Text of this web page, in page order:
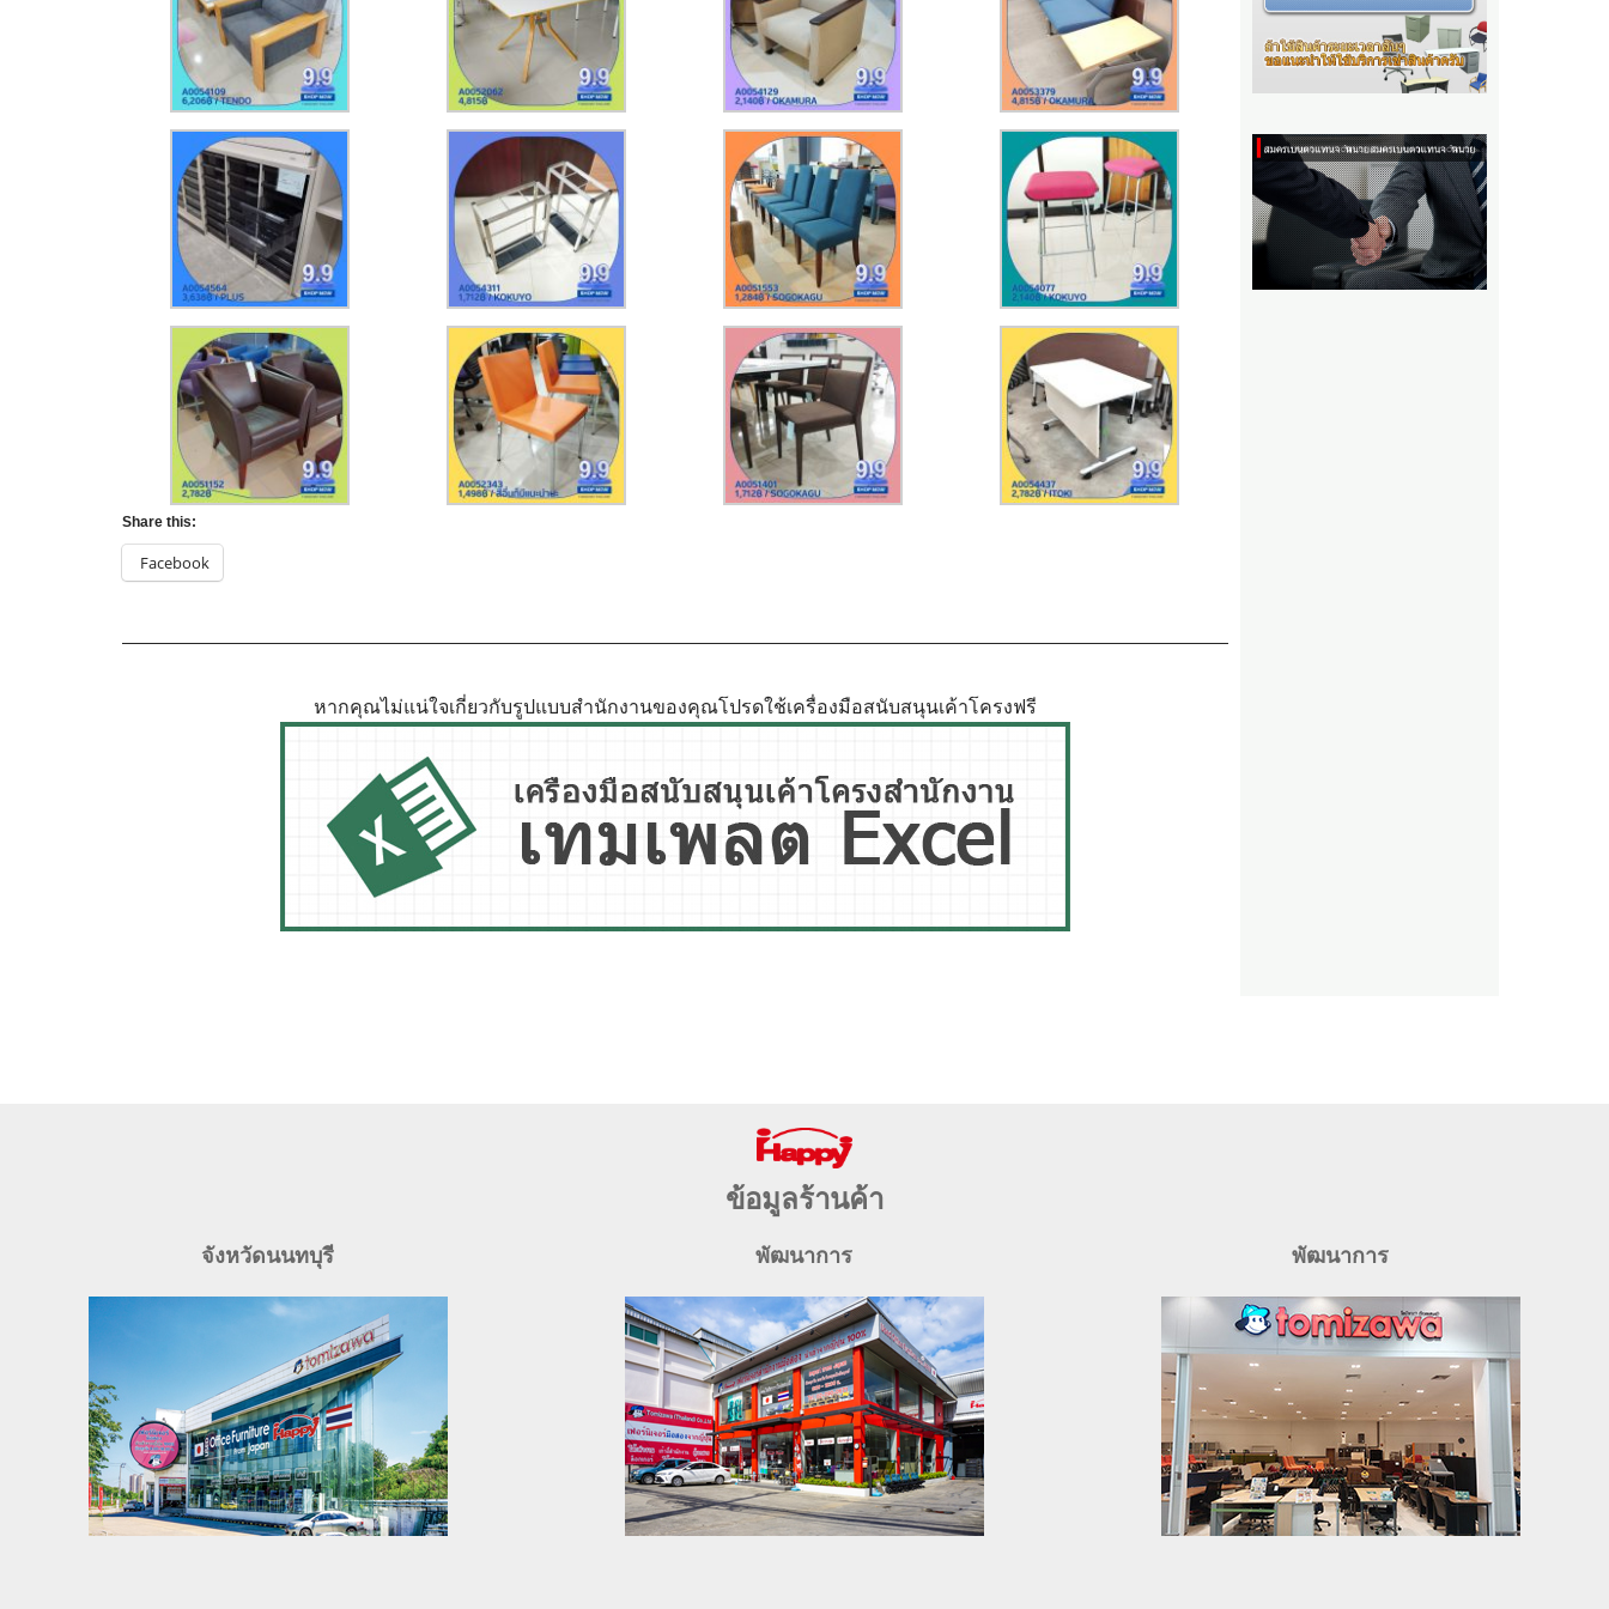
Share this:
Facebook
หากคุณไม่แน่ใจเกี่ยวกับรูปแบบสำนักงานของคุณโปรดใช้เครื่องมือสนับสนุนเค้าโครงฟรี
ข้อมูลร้านค้า
จังหวัดนนทบุรี พัฒนาการ พัฒนาการ